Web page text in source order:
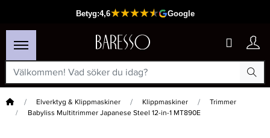
Hem Elverktyg & Klippmaskiner Klippmaskiner
Trimmer
Babyliss Multitrimmer Japanese Steel 12-in-1 MT890E